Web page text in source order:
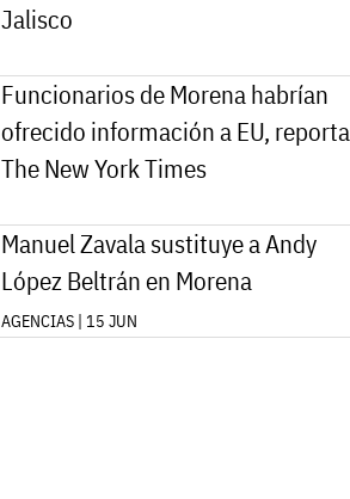
Jalisco
Funcionarios de Morena habrían
ofrecido información a EU, reporta
The New York Times
Manuel Zavala sustituye a Andy
López Beltrán en Morena
AGENCIAS | 15 JUN